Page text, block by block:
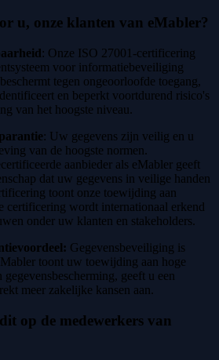
u, onze klanten van eMabler?
: Onze ISO 27001-certificering
voor informatiebeveiliging
tegen ongeoorloofde toegang,
en beperkt voortdurend risico's
van het hoogste niveau.
: Uw gegevens zijn veilig en u
van de hoogste normen.
aanbieder als eMabler geeft
dat uw gegevens in veilige handen
toont onze toewijding aan
certificering wordt internationaal erkend
onder uw klanten en stakeholders.
Gegevensbeveiliging is
toont uw toewijding aan hoge
geeft u een
meer zakelijke kansen aan.
op de medewerkers van